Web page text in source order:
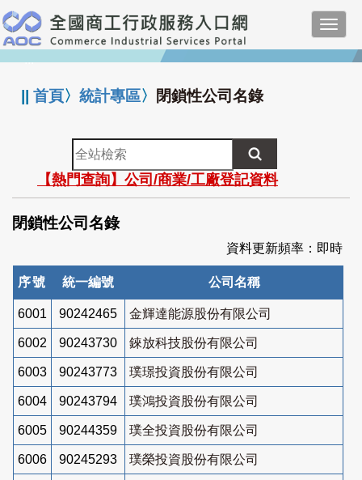
跳
到
主
要
:::
||首頁〉統計專區〉 閉鎖性公司名錄
全
站
檢
索
【熱門查詢】公司/商業/工廠登記資料
閉鎖性公司名錄
資料更新頻率：即時
序號 統一編號 公司名稱
6001 90242465 金輝達能源股份有限公司
6002 90243730 錸放科技股份有限公司
6003 90243773 璞璟投資股份有限公司
6004 90243794 璞鴻投資股份有限公司
6005 90244359 璞全投資股份有限公司
6006 90245293 璞榮投資股份有限公司